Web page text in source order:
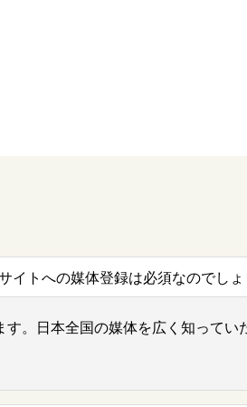
イトへの媒体登録は必須なのでしょ
。日本全国の媒体を広く知ってい